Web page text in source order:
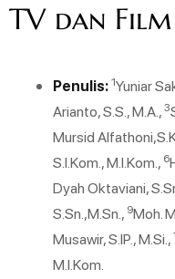
TV dan Film
Penulis:1Yuniar
Arianto, S.S., M.A.,3
Mursid
S.I.Kom., M.I.Kom., 6
Dyah Oktaviani,
S.Sn.,M.Sn., 9Moh.
Musawir, S.IP., M.Si.,
M.I.Kom.